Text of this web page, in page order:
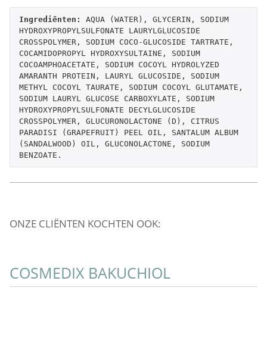
Ingrediënten: AQUA (WATER), GLYCERIN, SODIUM
HYDROXYPROPYLSULFONATE LAURYLGLUCOSIDE
CROSSPOLYMER, SODIUM COCO-GLUCOSIDE TARTRATE,
COCAMIDOPROPYL HYDROXYSULTAINE, SODIUM
COCOAMPHOACETATE, SODIUM COCOYL HYDROLYZED
AMARANTH PROTEIN, LAURYL GLUCOSIDE, SODIUM
METHYL COCOYL TAURATE, SODIUM COCOYL GLUTAMATE,
SODIUM LAURYL GLUCOSE CARBOXYLATE, SODIUM
HYDROXYPROPYLSULFONATE DECYLGLUCOSIDE
CROSSPOLYMER, GLUCURONOLACTONE (D), CITRUS
PARADISI (GRAPEFRUIT) PEEL OIL, SANTALUM ALBUM
(SANDALWOOD) OIL, GLUCONOLACTONE, SODIUM
BENZOATE.
ONZE CLIËNTEN KOCHTEN OOK:
COSMEDIX BAKUCHIOL